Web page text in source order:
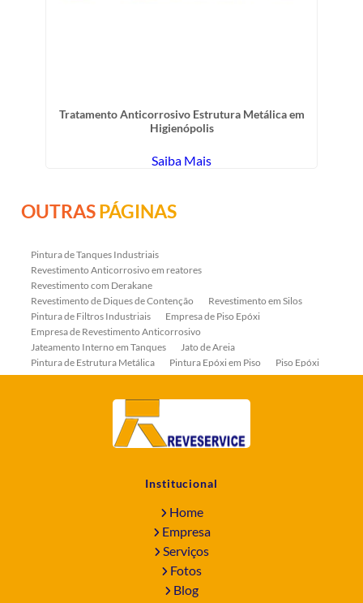
Tratamento Anticorrosivo Estrutura Metálica em
Higienópolis
Saiba Mais
OUTRASPÁGINAS
Pintura de Tanques Industriais
Revestimento Anticorrosivo em reatores
Revestimento com Derakane
Revestimento de Diques de Contenção
Revestimento em Silos
Pintura de Filtros Industriais
Empresa de Piso Epóxi
Empresa de Revestimento Anticorrosivo
Jateamento Interno em Tanques
Jato de Areia
Pintura de Estrutura Metálica
Pintura Epóxi em Piso
Piso Epóxi
Piso Epóxi Autonivelante
Revestimento E-coat em Serpentinas
Revestimentos Anticorrosivos em Tanques
Revestimentos Anticorrosivos em Trocadores de Calor
Revestimentos em Tanques
Revestimentos Fenólicos
Empresa Jateamento Abrasivo
Jateamento Abrasivo
Jateamento Abrasivo em Bombas
Jateamento Abrasivo Industrial
Jateamento com Granalha de Aço
Jateamento com Microesfera de Vidro
Pintura de Equipamentos Industriais
Pintura de Máquinas Industriais
Pintura de Reator Industrial
Institucional
Home
Empresa
Serviços
Fotos
Blog